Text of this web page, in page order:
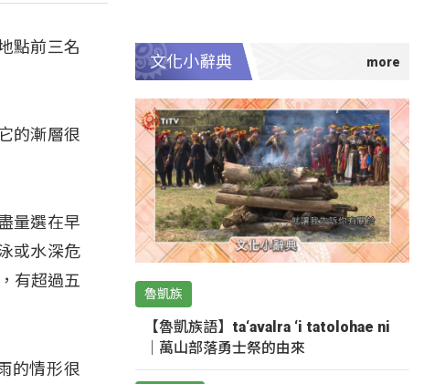
點前三名
的漸層很
量選在早
或水深危
有超過五
的情形很
文化小辭典
魯凱族
【魯凱族語】ta‘avalra ‘i tatolohae ni
｜萬山部落勇士祭的由來